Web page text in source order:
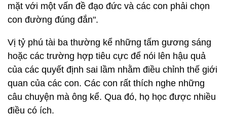
mặt với một vấn đề đạo đức và các con phải chọn
con đường đúng đắn".
Vị tỷ phú tài ba thường kể những tấm gương sáng
hoặc các trường hợp tiêu cực để nói lên hậu quả
của các quyết định sai lầm nhằm điều chỉnh thế giới
quan của các con. Các con rất thích nghe những
câu chuyện mà ông kể. Qua đó, họ học được nhiều
điều có ích.